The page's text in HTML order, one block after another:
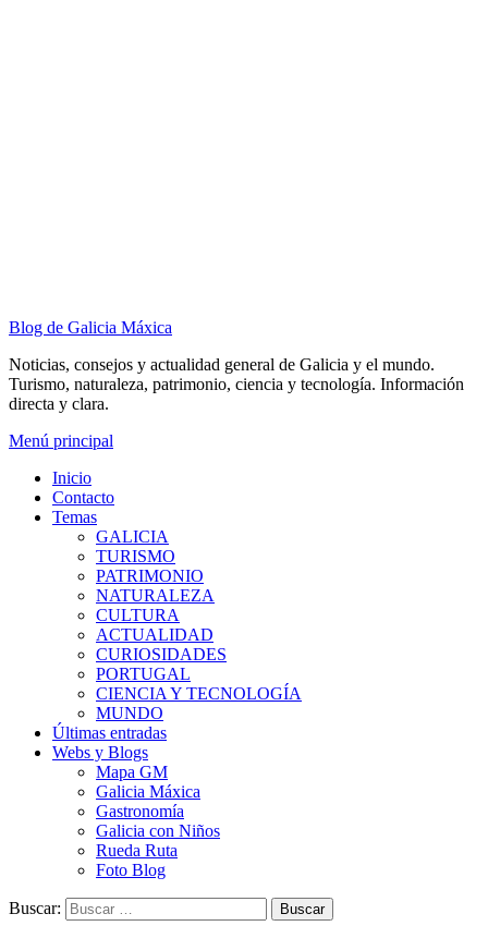
Blog de Galicia Máxica
Noticias, consejos y actualidad general de Galicia y el mundo.
Turismo, naturaleza, patrimonio, ciencia y tecnología. Información
directa y clara.
Menú principal
Inicio
Contacto
Temas
GALICIA
TURISMO
PATRIMONIO
NATURALEZA
CULTURA
ACTUALIDAD
CURIOSIDADES
PORTUGAL
CIENCIA Y TECNOLOGÍA
MUNDO
Últimas entradas
Webs y Blogs
Mapa GM
Galicia Máxica
Gastronomía
Galicia con Niños
Rueda Ruta
Foto Blog
Buscar: